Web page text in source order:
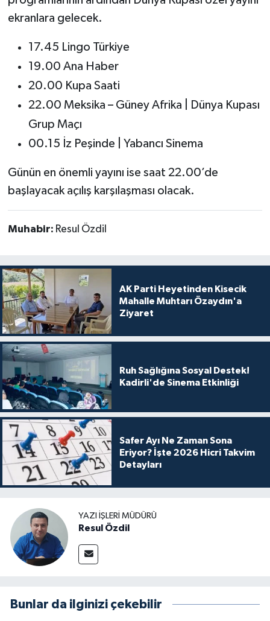
ekranlara gelecek.
17.45 Lingo Türkiye
19.00 Ana Haber
20.00 Kupa Saati
22.00 Meksika – Güney Afrika | Dünya Kupası
Grup Maçı
00.15 İz Peşinde | Yabancı Sinema
Günün en önemli yayını ise saat 22.00’de
başlayacak açılış karşılaşması olacak.
Muhabir: Resul Özdil
AK Parti Heyetinden Kisecik
Mahalle Muhtarı Özaydın'a
Ziyaret
Ruh Sağlığına Sosyal Destek!
Kadirli'de Sinema Etkinliği
Safer Ayı Ne Zaman Sona
Eriyor? İşte 2026 Hicri Takvim
Detayları
YAZI İŞLERI MÜDÜRÜ
Resul Özdil
Bunlar da ilginizi çekebilir